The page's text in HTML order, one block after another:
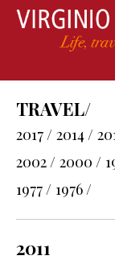
TRAVEL/
2017 / 2014 /
2002 / 2000 /
1977 / 1976 /
2011